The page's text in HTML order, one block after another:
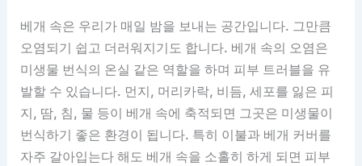
베개 속은 우리가 매일 밤을 보내는 공간입니다. 그만큼
오염되기 쉽고 더러워지기도 합니다. 베개 속의 오염은
미생물 번식의 온실 같은 역할을 하며 피부 트러블을 유
발할 수 있습니다. 먼지, 머리카락, 비듬, 세포를 잃은 피
지, 땀, 침, 물 등이 베개 속에 축적되면 그곳은 미생물이
번식하기 좋은 환경이 됩니다. 특히 이불과 베개 커버를
자주 갈아입는다 해도 베개 속을 소홀히 하게 되면 피부